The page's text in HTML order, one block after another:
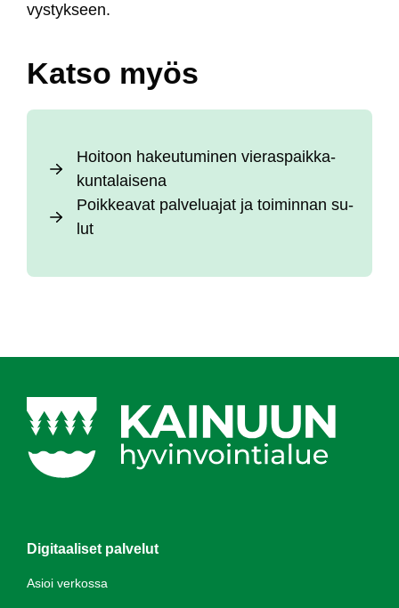
vys­tyk­seen.
Kat­so myös
Hoi­toon ha­keu­tu­mi­nen vie­ras­paik­ka­
kun­ta­lai­se­na
Poik­kea­vat pal­ve­lua­jat ja toi­min­nan su­
lut
Digitaaliset palvelut
Asioi verkossa